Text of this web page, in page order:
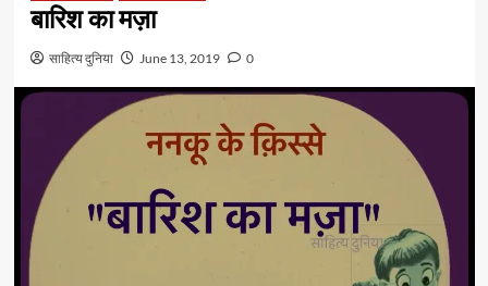
बारिश का मज़ा
साहित्य दुनिया June 13, 2019 0